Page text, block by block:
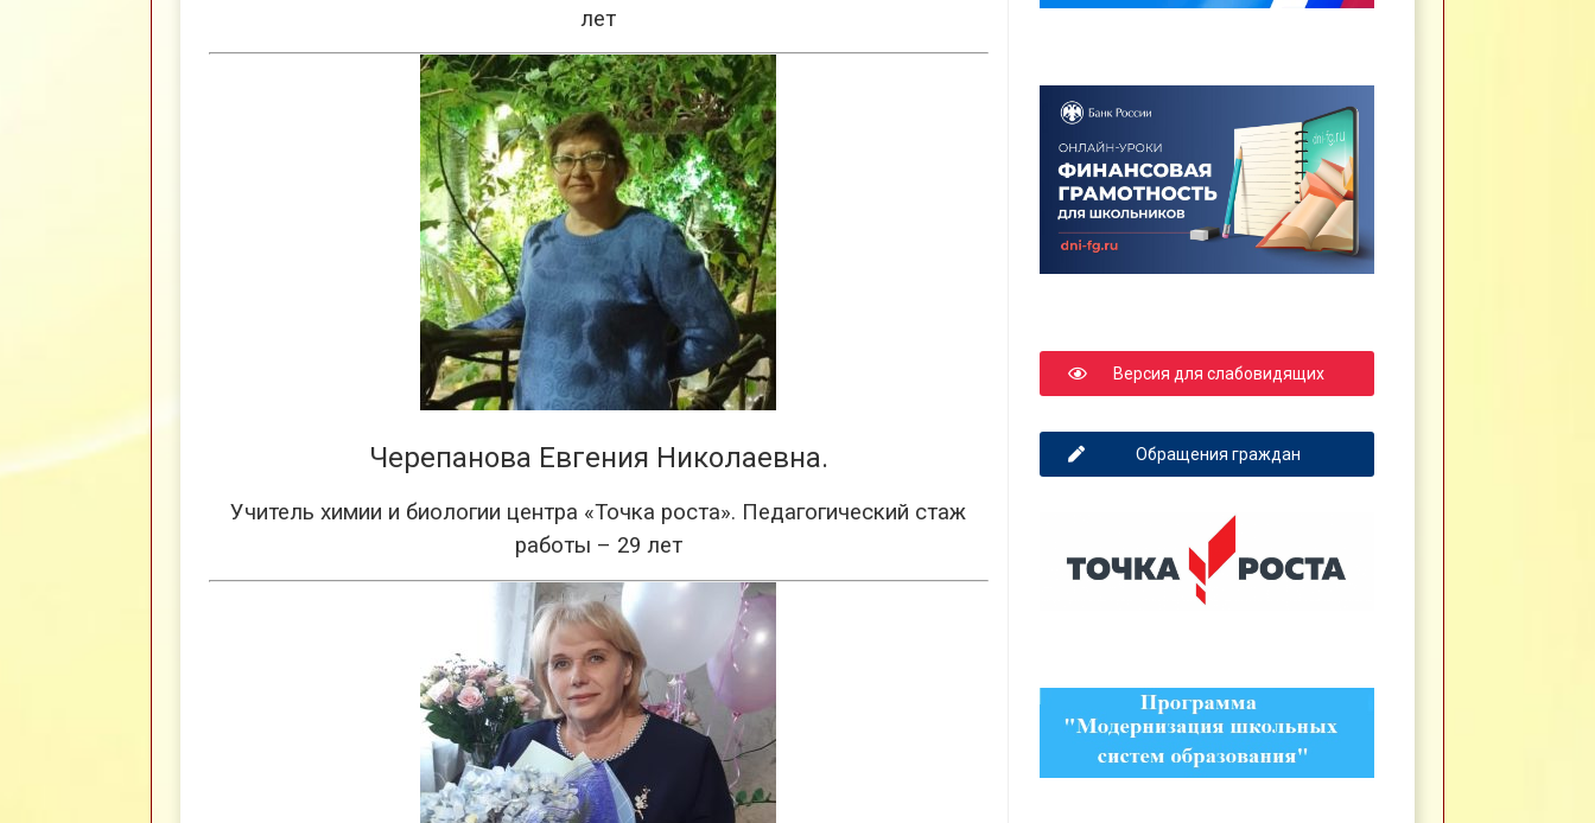
лет
Черепанова Евгения Николаевна.
Учитель химии и биологии центра «Точка роста». Педагогический стаж
работы – 29 лет
Версия для слабовидящих
Обращения граждан